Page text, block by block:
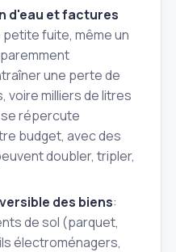
d'eau et factures
petite fuite, même un
une perte de
voire milliers de litres
se répercute
budget, avec des
doubler, tripler,
des biens:
de sol (parquet,
électroménagers,